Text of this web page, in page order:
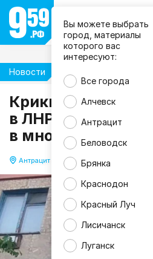
Вы можете выбрать
город, материалы
которого вас
интересуют:
Все города
Алчевск
Антрацит
Беловодск
Брянка
Краснодон
Красный Луч
Лисичанск
Луганск
Новости
Крики из окна и
в ЛНР во время
в многоэтажке
Антрацит 21.05.2026 17:39
М
Ч
С
Л
Р